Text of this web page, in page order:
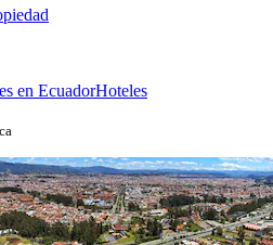
en EcuadorHoteles